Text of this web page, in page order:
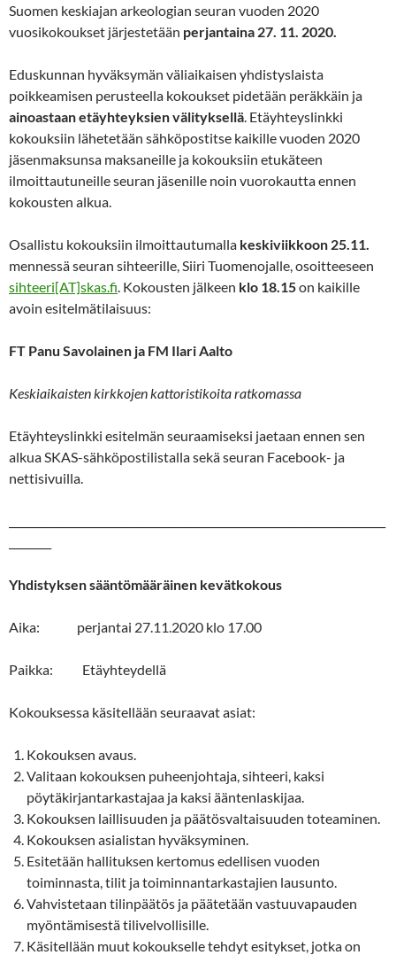
Suomen keskiajan arkeologian seuran vuoden 2020
vuosikokoukset järjestetään perjantaina 27. 11. 2020.
Eduskunnan hyväksymän väliaikaisen yhdistyslaista
poikkeamisen perusteella kokoukset pidetään peräkkäin ja
ainoastaan etäyhteyksien välityksellä . Etäyhteyslinkki
kokouksiin lähetetään sähköpostitse kaikille vuoden 2020
jäsenmaksunsa maksaneille ja kokouksiin etukäteen
ilmoittautuneille seuran jäsenille noin vuorokautta ennen
kokousten alkua.
Osallistu kokouksiin ilmoittautumalla keskiviikkoon 25.11.
mennessä seuran sihteerille, Siiri Tuomenojalle, osoitteeseen
sihteeri[AT]skas.fi . Kokousten jälkeen klo 18.15on kaikille
avoin esitelmätilaisuus:
FT Panu Savolainen ja FM Ilari Aalto
Keskiaikaisten kirkkojen kattoristikoita ratkomassa
Etäyhteyslinkki esitelmän seuraamiseksi jaetaan ennen sen
alkua SKAS-sähköpostilistalla sekä seuran Facebook- ja
nettisivuilla.
Yhdistyksen sääntömääräinen kevätkokous
Aika: perjantai 27.11.2020 klo 17.00
Paikka: Etäyhteydellä
Kokouksessa käsitellään seuraavat asiat:
Kokouksen avaus.
Valitaan kokouksen puheenjohtaja, sihteeri, kaksi
pöytäkirjantarkastajaa ja kaksi ääntenlaskijaa.
Kokouksen laillisuuden ja päätösvaltaisuuden toteaminen.
Kokouksen asialistan hyväksyminen.
Esitetään hallituksen kertomus edellisen vuoden
toiminnasta, tilit ja toiminnantarkastajien lausunto.
Vahvistetaan tilinpäätös ja päätetään vastuuvapauden
myöntämisestä tilivelvollisille.
Käsitellään muut kokoukselle tehdyt esitykset, jotka on